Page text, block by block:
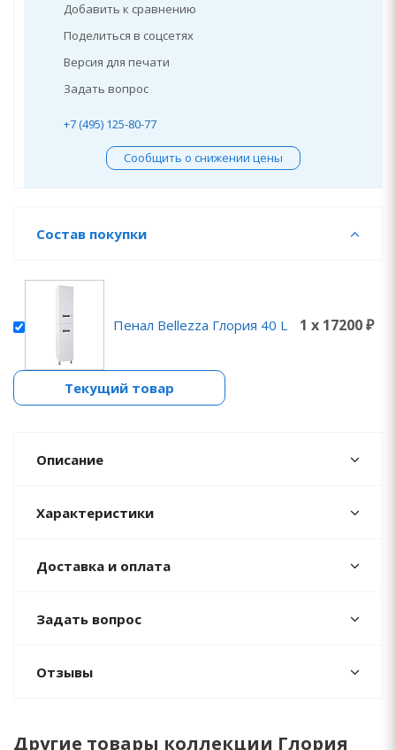
Добавить к сравнению
Поделиться в соцсетях
Версия для печати
Задать вопрос
+7 (495) 125-80-77
Сообщить о снижении цены
Состав покупки
Пенал Bellezza Глория 40 L 1 x 17200 ₽
Текущий товар
Описание
Характеристики
Доставка и оплата
Задать вопрос
Отзывы
Другие товары коллекции Глория